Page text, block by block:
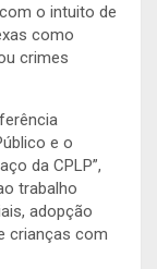
o intuito de
como
crimes
e o
da CPLP”,
trabalho
adopção
crianças com